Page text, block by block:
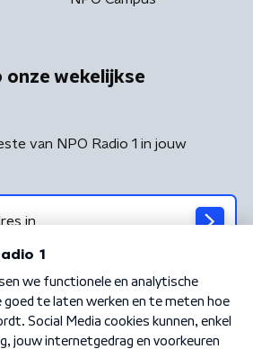
onze wekelijkse
van NPO Radio 1 in jouw